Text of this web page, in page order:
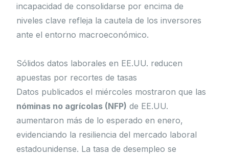
incapacidad de consolidarse por encima de
niveles clave refleja la cautela de los inversores
ante el entorno macroeconómico.
Sólidos datos laborales en EE.UU. reducen
apuestas por recortes de tasas
Datos publicados el miércoles mostraron que las
nóminas no agrícolas (NFP) de EE.UU.
aumentaron más de lo esperado en enero,
evidenciando la resiliencia del mercado laboral
estadounidense. La tasa de desempleo se